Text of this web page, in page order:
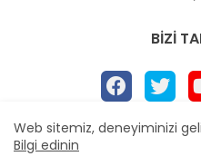
BIZI
Ana Sayfa
Web sitemiz, deneyiminizi
Bilgi edinin